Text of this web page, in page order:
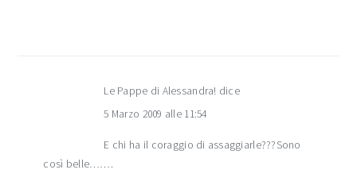
Le Pappe di Alessandra! dice
5 Marzo 2009 alle 11:54
E chi ha il coraggio di assaggiarle???Sono
così belle…….